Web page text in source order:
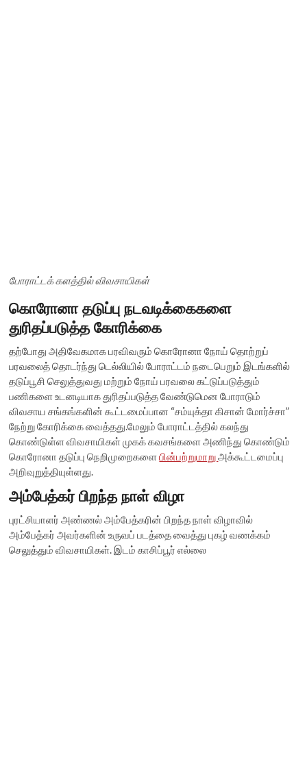
போராட்டக் களத்தில் விவசாயிகள்
கொரோனா தடுப்பு நடவடிக்கைகளை
துரிதப்படுத்த கோரிக்கை
தற்போது அதிவேகமாக பரவிவரும் கொரோனா நோய் தொற்றுப்
பரவலைத் தொடர்ந்து டெல்லியில் போராட்டம் நடைபெறும் இடங்களில்
தடுப்பூசி செலுத்துவது மற்றும் நோய் பரவலை கட்டுப்படுத்தும்
பணிகளை உடனடியாக துரிதப்படுத்த வேண்டுமென போராடும்
விவசாய சங்கங்களின் கூட்டமைப்பான “சம்யுக்தா கிசான் மோர்ச்சா”
நேற்று கோரிக்கை வைத்தது.மேலும் போராட்டத்தில் கலந்து
கொண்டுள்ள விவசாயிகள் முகக் கவசங்களை அணிந்து கொண்டும்
கொரோனா தடுப்பு நெறிமுறைகளைபின்பற்றுமாறுஅக்கூட்டமைப்பு
அறிவுறுத்தியுள்ளது.
அம்பேத்கர் பிறந்த நாள் விழா
புரட்சியாளர் அண்ணல் அம்பேத்கரின் பிறந்த நாள் விழாவில்
அம்பேத்கர் அவர்களின் உருவப் படத்தை வைத்து புகழ் வணக்கம்
செலுத்தும் விவசாயிகள். இடம் காசிப்பூர் எல்லை